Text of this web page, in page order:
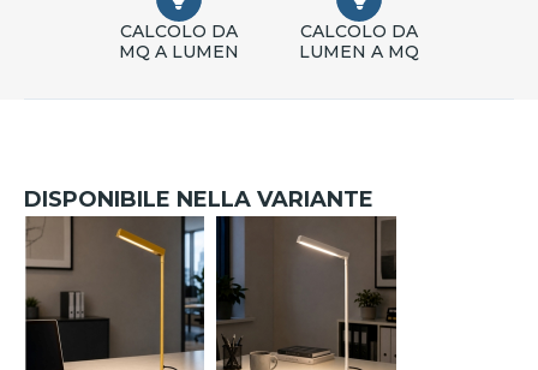
CALCOLO DA
MQ A LUMEN
CALCOLO DA
LUMEN A MQ
DISPONIBILE NELLA VARIANTE